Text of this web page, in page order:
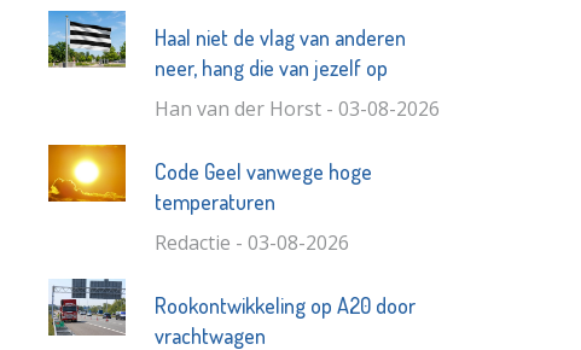
Haal niet de vlag van anderen
neer, hang die van jezelf op
Han van der Horst - 03-08-2026
Code Geel vanwege hoge
temperaturen
Redactie - 03-08-2026
Rookontwikkeling op A20 door
vrachtwagen